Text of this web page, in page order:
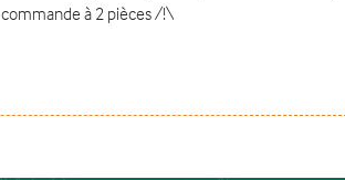
commande à 2 pièces /!\